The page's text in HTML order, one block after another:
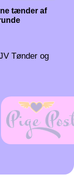
tænder af
Tønder og